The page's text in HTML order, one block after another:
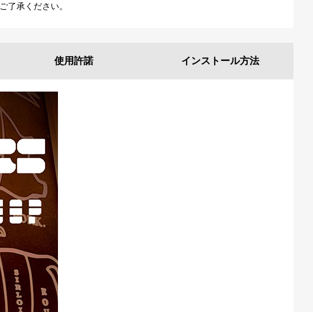
ご了承ください。
使用許諾 インストール方法